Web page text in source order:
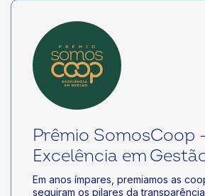
Prêmio SomosCoop
Excelência em
Em anos ímpares, premiamos as
seguiram os pilares da